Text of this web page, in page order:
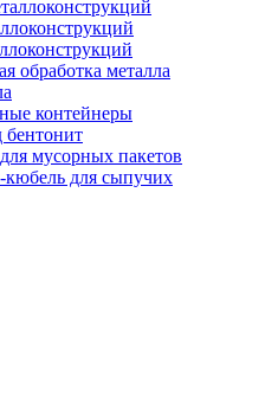
обработка металла
контейнеры
бентонит
мусорных пакетов
для сыпучих